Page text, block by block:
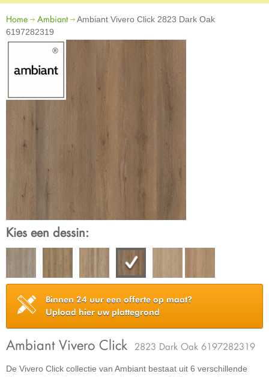
Home Ambiant
Ambiant Vivero Click 2823 Dark Oak
6197282319
Kies een dessin:
Binnen 24 uur een offerte op maat?
Upload hier uw plattegrond
Ambiant Vivero Click 2823 Dark Oak 6197282319
De Vivero Click collectie van Ambiant bestaat uit 6 verschillende